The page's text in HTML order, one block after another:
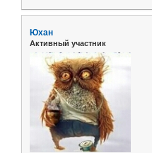
Юхан
Активный участник